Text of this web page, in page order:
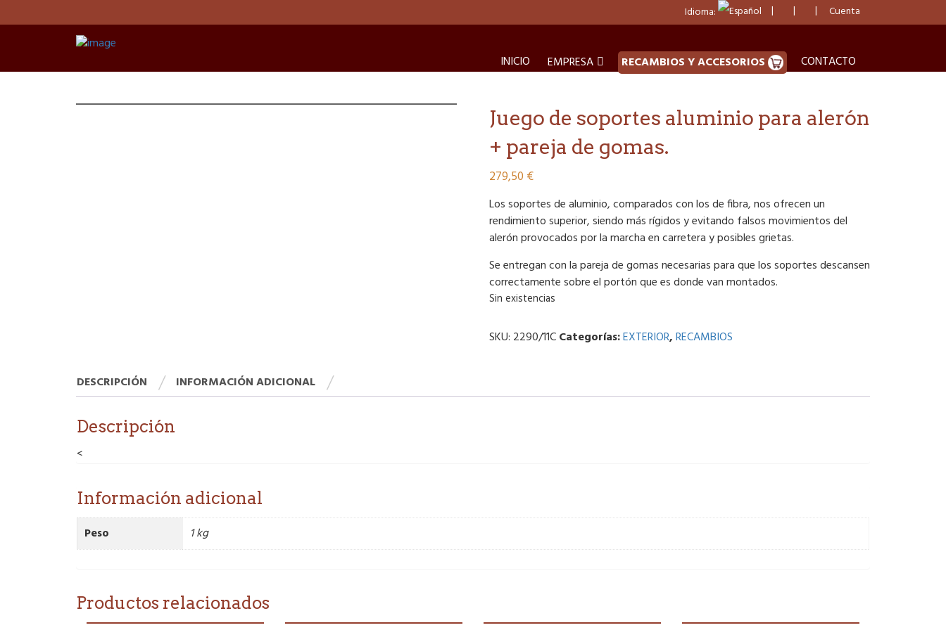
Idioma: Cuenta
INICIO EMPRESA RECAMBIOS Y ACCESORIOS CONTACTO
Juego de soportes aluminio para alerón
+ pareja de gomas.
279,50 €
Los soportes de aluminio, comparados con los de fibra, nos ofrecen un
rendimiento superior, siendo más rígidos y evitando falsos movimientos del
alerón provocados por la marcha en carretera y posibles grietas.
Se entregan con la pareja de gomas necesarias para que los soportes descansen
correctamente sobre el portón que es donde van montados.
Sin existencias
SKU: 2290/11C Categorías:EXTERIOR,RECAMBIOS
DESCRIPCIÓN INFORMACIÓN ADICIONAL
Descripción
<
Información adicional
Peso 1 kg
Productos relacionados